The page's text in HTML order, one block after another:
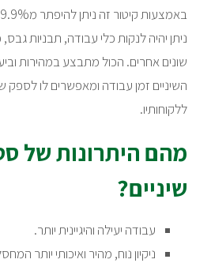
ניתן יהיה לנקות כלי עבודה, תבניות
שונים אחרים. הכול מתבצע במהירות
השיניים זמן עבודה ומאפשרים לו לספק
ללקוחותיו.
מהם היתרונות של
שיניים?
עבודה יעילה והיגיינית יותר.